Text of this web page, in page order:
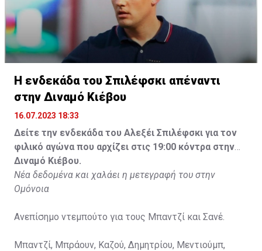
Η ενδεκάδα του Σπιλέφσκι απέναντι
στην Διναμό Κιέβου
16.07.2023 18:33
Δείτε την ενδεκάδα του Αλεξέι Σπιλέφσκι για τον
φιλικό αγώνα που αρχίζει στις 19:00 κόντρα στην
Διναμό Κιέβου.
Νέα δεδομένα και χαλάει η μετεγραφή του στην
Ομόνοια
Ανεπίσημο ντεμπούτο για τους Μπαντζί και Σανέ.
Μπαντζί, Μπράουν, Καζού, Δημητρίου, Μεντιούμπ,